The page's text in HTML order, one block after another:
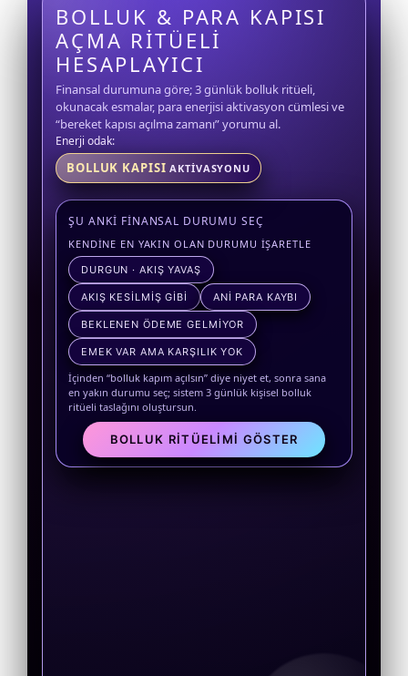
BOLLUK & PARA KAPISI
AÇMA RITÜELI
HESAPLAYICI
Finansal durumuna göre; 3 günlük bolluk ritüeli,
okunacak esmalar, para enerjisi aktivasyon cümlesi ve
“bereket kapısı açılma zamanı” yorumu al.
Enerji odak:
BOLLUK KAPISI AKTIVASYONU
ŞU ANKI FINANSAL DURUMU SEÇ
KENDINE EN YAKIN OLAN DURUMU IŞARETLE
DURGUN · AKIŞ YAVAŞ
AKIŞ KESILMIŞ GIBI ANI PARA KAYBI
BEKLENEN ÖDEME GELMIYOR
EMEK VAR AMA KARŞILIK YOK
İçinden “bolluk kapım açılsın” diye niyet et, sonra sana
en yakın durumu seç; sistem 3 günlük kişisel bolluk
ritüeli taslağını oluştursun.
BOLLUK RITÜELIMI GÖSTER
PARA ENERJISI AKTIVASYON CÜMLESI